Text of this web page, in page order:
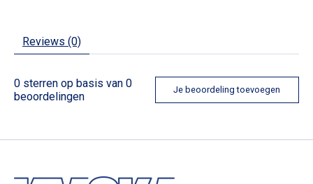
Reviews (0)
0 sterren op basis van 0
beoordelingen
Je beoordeling toevoegen